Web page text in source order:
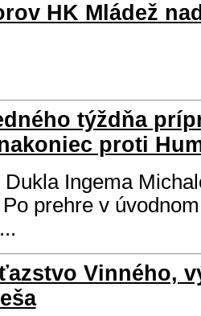
HK Mládež
týždňa
proti
Ingema
prehre v
Vinného,